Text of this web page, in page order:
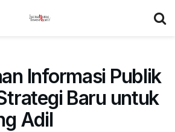
Informasi Publik
Baru untuk
Adil